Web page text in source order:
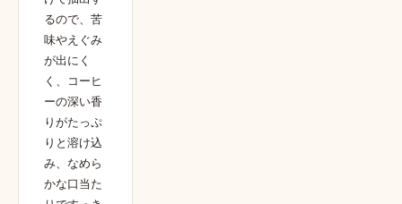
るので、苦
味やえぐみ
が出にく
く、コーヒ
ーの深い香
りがたっぷ
りと溶け込
み、なめら
かな口当た